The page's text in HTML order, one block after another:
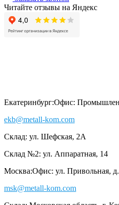
Читайте отзывы на Яндекс
Екатеринбург:Офис:
ekb@metall-kom.com
Склад: ул. Шефская, 2А
Склад №2: ул. Аппаратная, 14
Москва:Офис: ул. Привольная,
msk@metall-kom.com